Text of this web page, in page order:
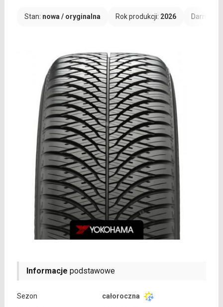
Stan: nowa / oryginalna Rok produkcji: 2026
Informacje podstawowe
Sezon
całoroczna